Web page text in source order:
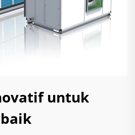
untuk